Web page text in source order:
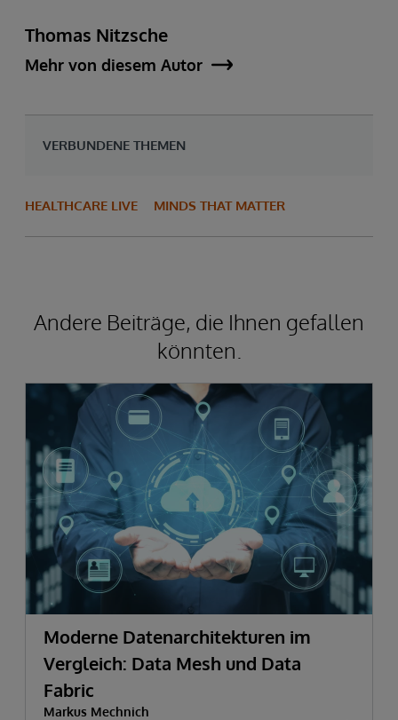
Thomas Nitzsche
Mehr von diesem Autor
VERBUNDENE THEMEN
HEALTHCARE LIVE MINDS THAT MATTER
Andere Beiträge, die Ihnen gefallen
könnten.
Moderne Datenarchitekturen im
Vergleich: Data Mesh und Data
Fabric
Markus Mechnich